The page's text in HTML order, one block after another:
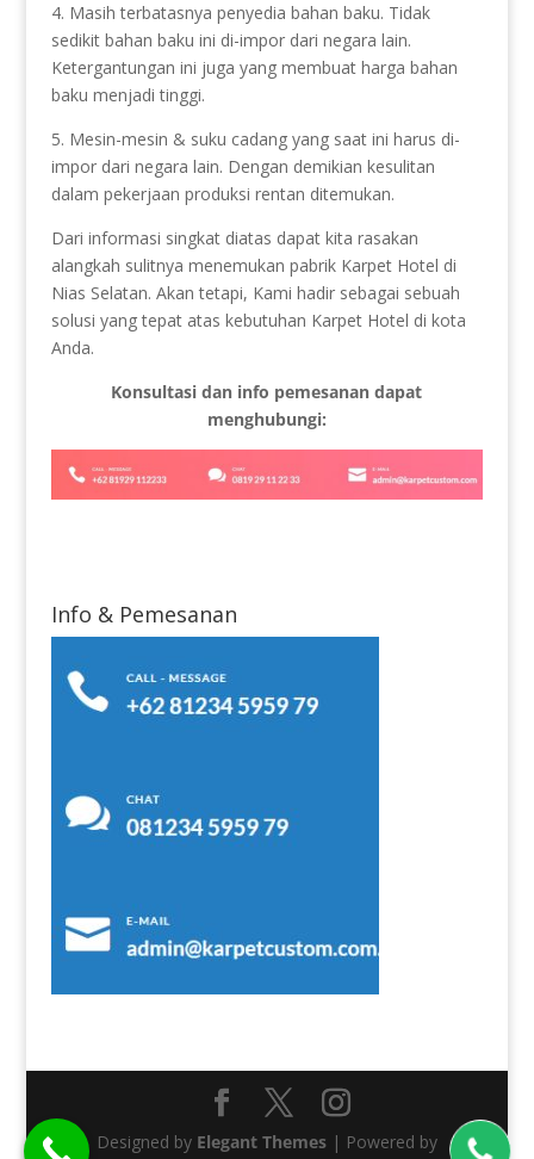
4. Masih terbatasnya penyedia bahan baku. Tidak
sedikit bahan baku ini di-impor dari negara lain.
Ketergantungan ini juga yang membuat harga bahan
baku menjadi tinggi.
5. Mesin-mesin & suku cadang yang saat ini harus di-
impor dari negara lain. Dengan demikian kesulitan
dalam pekerjaan produksi rentan ditemukan.
Dari informasi singkat diatas dapat kita rasakan
alangkah sulitnya menemukan pabrik Karpet Hotel di
Nias Selatan. Akan tetapi, Kami hadir sebagai sebuah
solusi yang tepat atas kebutuhan Karpet Hotel di kota
Anda.
Konsultasi dan info pemesanan dapat
menghubungi:
Info & Pemesanan
Designed by Elegant Themes| Powered by